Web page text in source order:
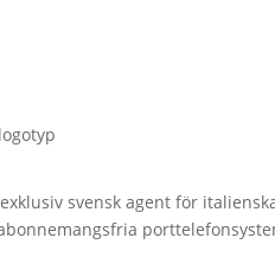
svensk agent för